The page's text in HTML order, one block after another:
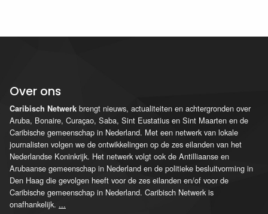
Over ons
Caribisch Netwerk brengt nieuws, actualiteiten en achtergronden over
Aruba, Bonaire, Curaçao, Saba, Sint Eustatius en Sint Maarten en de
Caribische gemeenschap in Nederland. Met een netwerk van lokale
journalisten volgen we de ontwikkelingen op de zes eilanden van het
Nederlandse Koninkrijk. Het netwerk volgt ook de Antilliaanse en
Arubaanse gemeenschap in Nederland en de politieke besluitvorming in
Den Haag die gevolgen heeft voor de zes eilanden en/of voor de
Caribische gemeenschap in Nederland. Caribisch Netwerk is
onafhankelijk. ...